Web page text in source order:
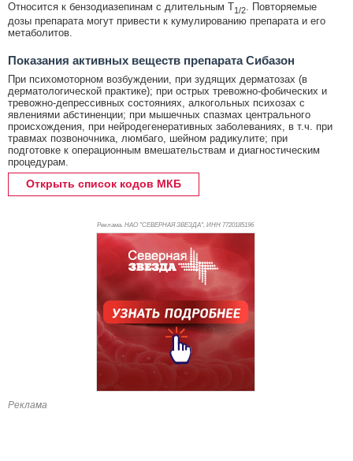
Относится к бензодиазепинам с длительным Т1/2. Повторяемые
дозы препарата могут привести к кумулированию препарата и его
метаболитов.
Показания активных веществ препарата Сибазон
При психомоторном возбуждении, при зудящих дерматозах (в
дерматологической практике); при острых тревожно-фобических и
тревожно-депрессивных состояниях, алкогольных психозах с
явлениями абстиненции; при мышечных спазмах центрального
происхождения, при нейродегенеративных заболеваниях, в т.ч. при
травмах позвоночника, люмбаго, шейном радикулите; при
подготовке к операционным вмешательствам и диагностическим
процедурам.
Открыть список кодов МКБ
Реклама. НАО "СЕВЕРНАЯ ЗВЕЗДА", ИНН 7720185196
Реклама